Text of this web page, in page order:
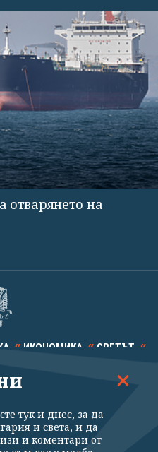
отварянето на
ИКОНОМИКА СВЕТЪТ
КАЛЕЙДОСКОП
тук и днес, за да
и света, и да
и коментари от